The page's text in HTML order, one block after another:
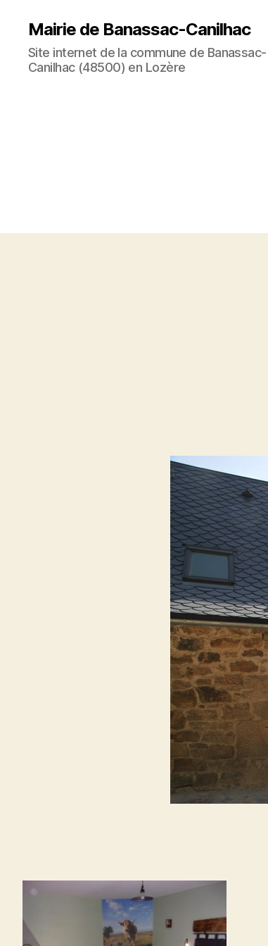
Mairie de Banassac-Canilhac
Site internet de la commune de Banassac-
Canilhac (48500) en Lozère